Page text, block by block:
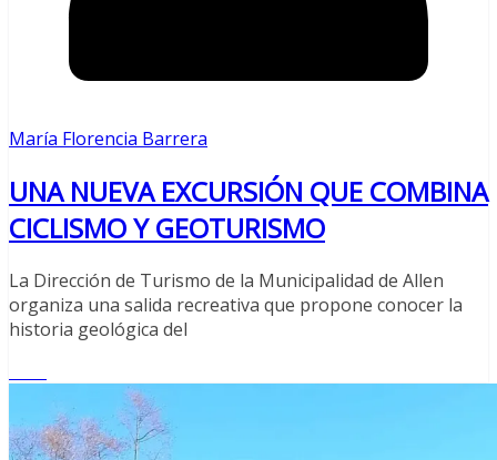
María Florencia Barrera
UNA NUEVA EXCURSIÓN QUE COMBINA
CICLISMO Y GEOTURISMO
La Dirección de Turismo de la Municipalidad de Allen
organiza una salida recreativa que propone conocer la
historia geológica del